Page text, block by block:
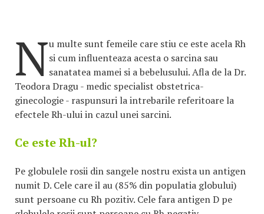
Nu multe sunt femeile care stiu ce este acela Rh
si cum influenteaza acesta o sarcina sau
sanatatea mamei si a bebelusului. Afla de la Dr.
Teodora Dragu - medic specialist obstetrica-
ginecologie - raspunsuri la intrebarile referitoare la
efectele Rh-ului in cazul unei sarcini.
Ce este Rh-ul?
Pe globulele rosii din sangele nostru exista un antigen
numit D. Cele care il au (85% din populatia globului)
sunt persoane cu Rh pozitiv. Cele fara antigen D pe